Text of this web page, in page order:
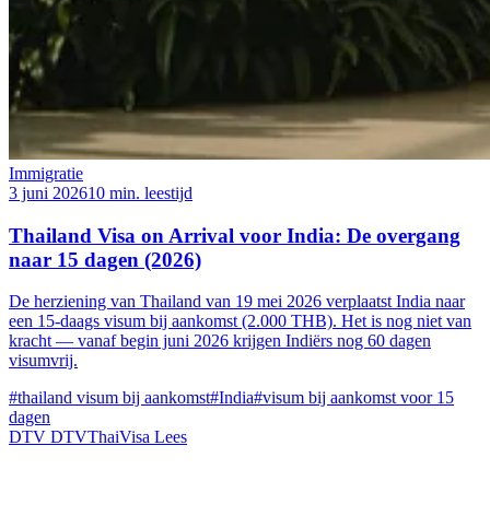
Immigratie
3 juni 202610 min. leestijd
Thailand Visa on Arrival voor India: De overgang
naar 15 dagen (2026)
De herziening van Thailand van 19 mei 2026 verplaatst India naar
een 15-daags visum bij aankomst (2.000 THB). Het is nog niet van
kracht — vanaf begin juni 2026 krijgen Indiërs nog 60 dagen
visumvrij.
#thailand visum bij aankomst#India#visum bij aankomst voor 15
dagen
DTV DTVThaiVisa Lees